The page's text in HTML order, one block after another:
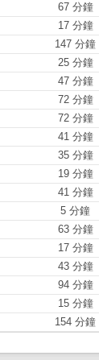
67 分鐘
17 分鐘
147 分鐘
25 分鐘
47 分鐘
72 分鐘
72 分鐘
41 分鐘
35 分鐘
19 分鐘
41 分鐘
5 分鐘
63 分鐘
17 分鐘
43 分鐘
94 分鐘
15 分鐘
154 分鐘